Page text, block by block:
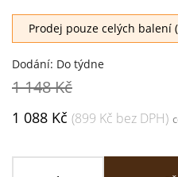
Prodej pouze celých balení
Dodání: Do týdne
1 148 Kč
1 088 Kč (899 Kč bez DPH)